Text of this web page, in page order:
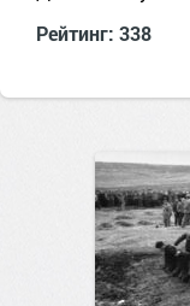
Рейтинг: 338